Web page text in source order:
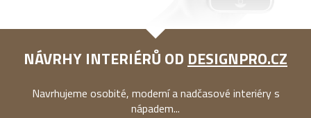
NÁVRHY INTERIÉRŮ OD DESIGNPRO.CZ
Navrhujeme osobité, moderní a nadčasové interiéry s
nápadem...